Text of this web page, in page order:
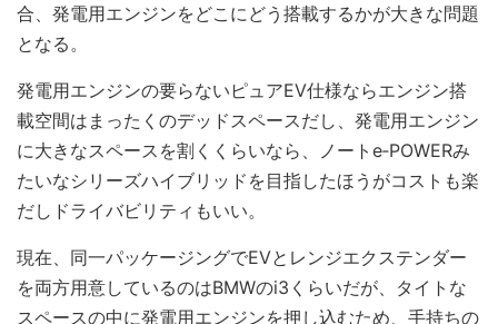
合、発電用エンジンをどこにどう搭載するかが大きな問題
となる。
発電用エンジンの要らないピュアEV仕様ならエンジン搭
載空間はまったくのデッドスペースだし、発電用エンジン
に大きなスペースを割くくらいなら、ノートe‐POWERみ
たいなシリーズハイブリッドを目指したほうがコストも楽
だしドライバビリティもいい。
現在、同一パッケージングでEVとレンジエクステンダー
を両方用意しているのはBMWのi3くらいだが、タイトな
スペースの中に発電用エンジンを押し込むため、手持ちの